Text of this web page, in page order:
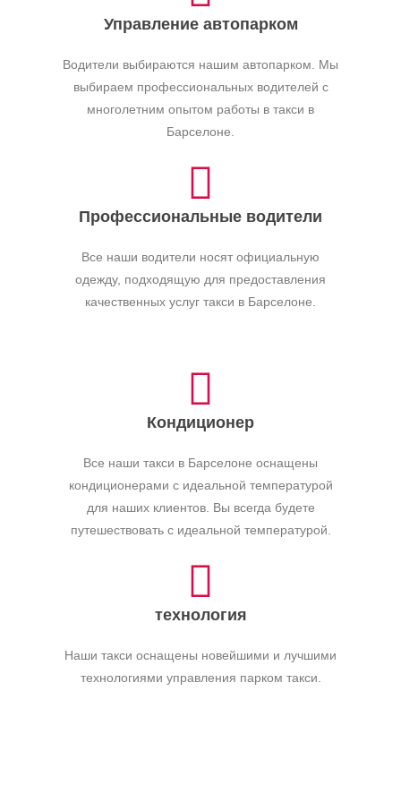
Управление автопарком
Водители выбираются нашим автопарком. Мы
выбираем профессиональных водителей с
многолетним опытом работы в такси в
Барселоне.
Профессиональные водители
Все наши водители носят официальную
одежду, подходящую для предоставления
качественных услуг такси в Барселоне.
Кондиционер
Все наши такси в Барселоне оснащены
кондиционерами с идеальной температурой
для наших клиентов. Вы всегда будете
путешествовать с идеальной температурой.
технология
Наши такси оснащены новейшими и лучшими
технологиями управления парком такси.